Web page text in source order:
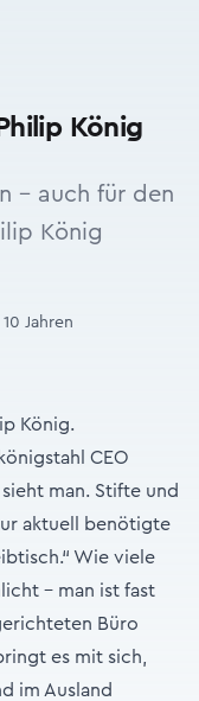
König
- auch für den
König
Jahren
König.
CEO
man. Stifte und
aktuell benötigte
Wie viele
– man ist fast
Büro
es mit sich,
im Ausland